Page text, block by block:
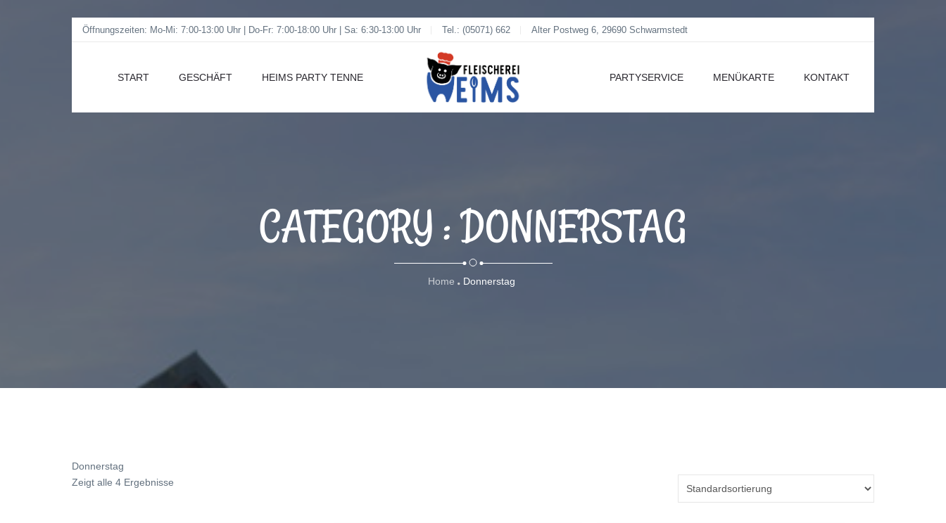
Öffnungszeiten: Mo-Mi: 7:00-13:00 Uhr | Do-Fr: 7:00-18:00 Uhr | Sa: 6:30-13:00 Uhr Tel.: (05071) 662 Alter Postweg 6, 29690 Schwarmstedt
START GESCHÄFT HEIMS PARTY TENNE PARTYSERVICE MENÜKARTE KONTAKT
CATEGORY : DONNERSTAG
Home Donnerstag
Donnerstag
Zeigt alle 4 Ergebnisse